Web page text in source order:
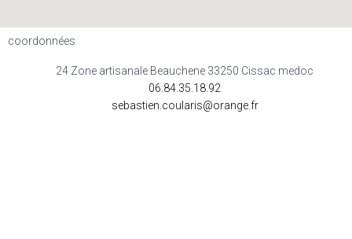
coordonnées
24 Zone artisanale Beauchene 33250 Cissac medoc
06.84.35.18.92
sebastien.coularis@orange.fr